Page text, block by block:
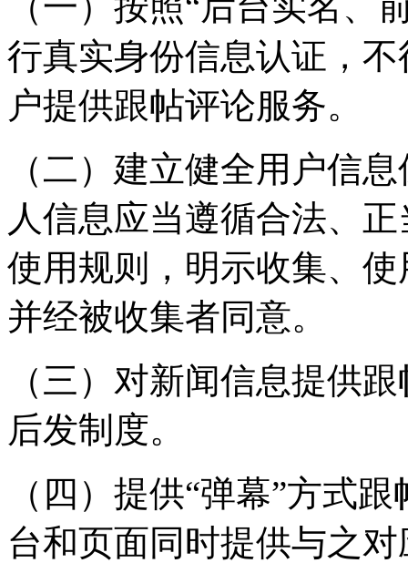
行真实身份信息认证，
户提供跟帖评论服务。
（二）建立健全用户信
人信息应当遵循合法、
使用规则，明示收集、
并经被收集者同意。
（三）对新闻信息提供
后发制度。
（四）提供“弹幕”方式
台和页面同时提供与之